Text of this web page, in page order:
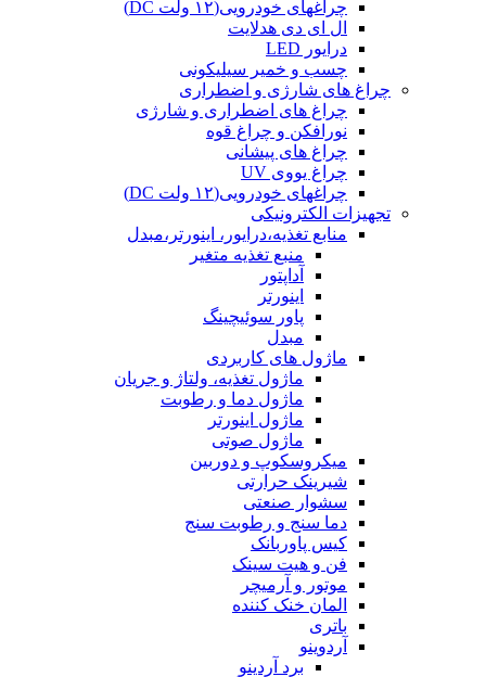
چراغهای خودرویی(۱۲ ولت DC)
ال ای دی هدلایت
درایور LED
چسب و خمیر سیلیکونی
چراغ های شارژی و اضطراری
چراغ های اضطراری و شارژی
نورافکن و چراغ قوه
چراغ های پیشانی
چراغ یووی UV
چراغهای خودرویی(۱۲ ولت DC)
تجهیزات الکترونیکی
منابع تغذیه،درایور، اینورتر،مبدل
منبع تغذیه متغیر
آداپتور
اینورتر
پاور سوئیچینگ
مبدل
ماژول های کاربردی
ماژول تغذیه، ولتاژ و جریان
ماژول دما و رطوبت
ماژول اینورتر
ماژول صوتی
میکروسکوپ و دوربین
شیرینک حرارتی
سشوار صنعتی
دما سنج و رطوبت سنج
کیس پاوربانک
فن و هیت سینک
موتور و آرمیچر
المان خنک کننده
باتری
آردوینو
برد آردینو